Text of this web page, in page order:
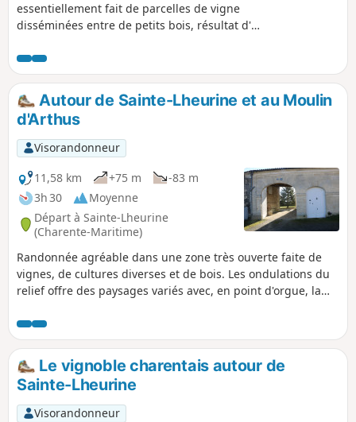
essentiellement fait de parcelles de vigne
disséminées entre de petits bois, résultat d'un
découvrir une portion du GR®®360 - GRP®®
de Saintonge. À ces aspects très "nature",
s'ajoutent de beaux exemples du patrimoine
bâti.Autour de Sainte-Lheurine et au Moulin
d'Arthus
Visorandonneur
11,58 km
+75 m
-83 m
3h 30
Moyenne
Départ à Sainte-Lheurine
(Charente-Maritime)
Randonnée agréable dans une zone très ouverte faite de
vignes, de cultures diverses et de bois. Les ondulations du
relief offre des paysages variés avec, en point d'orgue, la
Le secteur est traversé par la rivière le Villier.
Le vignoble charentais autour de
Sainte-Lheurine
Visorandonneur